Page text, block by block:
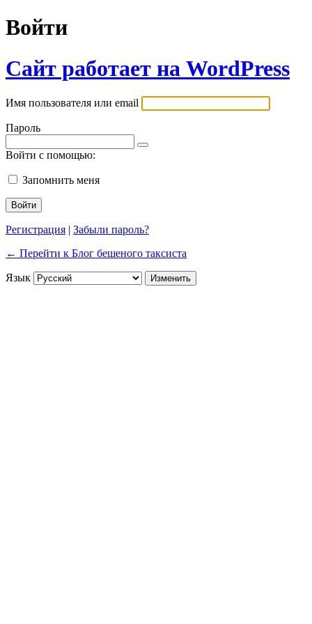
Войти
Сайт работает на WordPress
Имя пользователя или email
Пароль
Войти с помощью:
Запомнить меня
Регистрация | Забыли пароль?
← Перейти к Блог бешеного таксиста
Язык